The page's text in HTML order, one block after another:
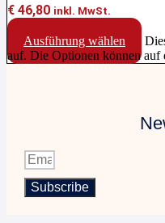
€ 46,80 inkl. MwSt.
Ausführung wählen
auf. Die Optionen können auf
Subscribe